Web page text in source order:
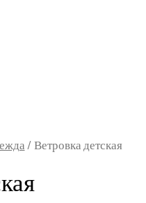
/ Ветровка детская